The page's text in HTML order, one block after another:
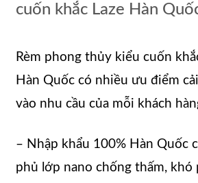
cuốn khắc Laze Hàn
Rèm phong thủy kiểu cuốn
Hàn Quốc có nhiều ưu điểm
vào nhu cầu của mỗi khách
– Nhập khẩu 100% Hàn Quốc
phủ lớp nano chống thấm, khó